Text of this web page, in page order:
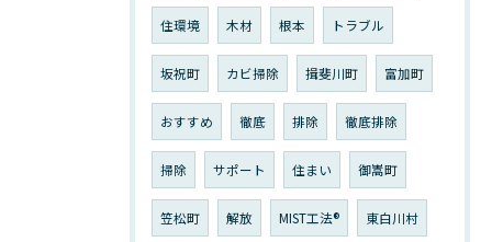
住環境 木材 根本 トラブル
坂祝町 カビ掃除 揖斐川町 富加町
おすすめ 徹底 排除 徹底排除
掃除 サポート 住まい 御嵩町
笠松町 解放 MIST工法®︎ 東白川村